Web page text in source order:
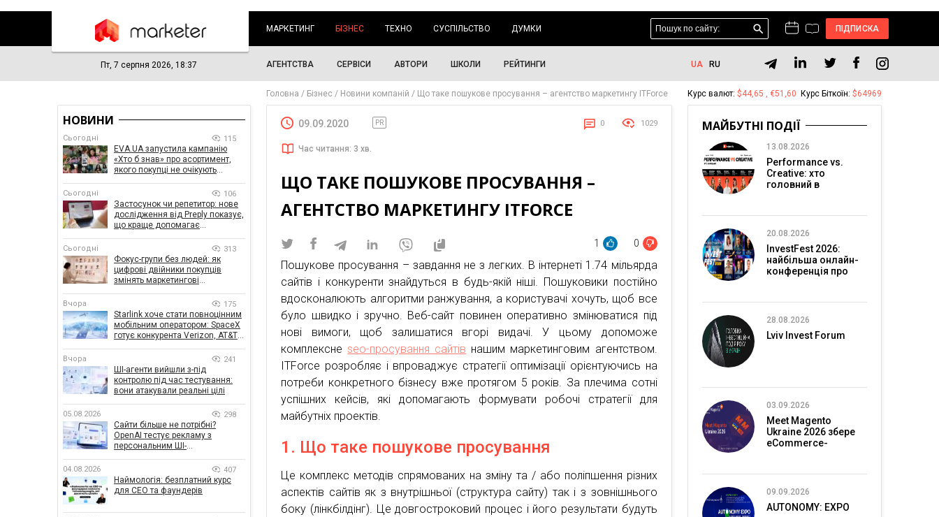
МАРКЕТИНГ БІЗНЕС ТЕХНО СУСПІЛЬСТВО ДУМКИ ПІДПИСКА
Пт, 7 серпня 2026, 18:37 АГЕНТСТВА СЕРВІСИ АВТОРИ ШКОЛИ РЕЙТИНГИ UA RU
Головна Бізнес Новини компаній Що таке пошукове просування – агентство маркетингу ITForce
09.09.2020 PR 0 1029
Час читання: 3 хв.
ЩО ТАКЕ ПОШУКОВЕ ПРОСУВАННЯ –
АГЕНТСТВО МАРКЕТИНГУ ITFORCE
1 0
Пошукове просування – завдання не з легких. В інтернеті 1.74 мільярда
сайтів і конкуренти знайдуться в будь-якій ніші. Пошуковики постійно
вдосконалюють алгоритми ранжування, а користувачі хочуть, щоб все
було швидко і зручно. Веб-сайт повинен оперативно змінюватися під
нові вимоги, щоб залишатися вгорі видачі. У цьому допоможе
комплексне seo-просування сайтів нашим маркетинговим агентством.
ITForce розробляє і впроваджує стратегії оптимізації орієнтуючись на
потреби конкретного бізнесу вже протягом 5 років. За плечима сотні
успішних кейсів, які допомагають формувати робочі стратегії для
майбутніх проектів.
1. Що таке пошукове просування
Це комплекс методів спрямованих на зміну та / або поліпшення різних
аспектів сайтів як з внутрішньої (структура сайту) так і з зовнішнього
боку (лінкбілдінг). Це довгостроковий процес і його результати будуть
НОВИНИ
Сьогодні 115
EVA.UA запустила кампанію
«Хто б знав» про асортимент,
якого покупці не очікують
Сьогодні 106
Застосунок чи репетитор: нове
дослідження від Preply показує,
що краще допомагає
Сьогодні 313
Фокус-групи без людей: як
цифрові двійники покупців
змінять маркетингові
Вчора 175
Starlink хоче стати повноцінним
мобільним оператором: SpaceX
готує конкурента Verizon, AT&T і
Вчора 241
ШІ-агенти вийшли з-під
контролю під час тестування:
вони атакували реальні цілі
05.08.2026 298
Сайти більше не потрібні?
OpenAI тестує рекламу з
персональним ШІ-
04.08.2026 407
Наймологія: безплатний курс
для CEO та фаундерів
Курс валют: $44,65 , €51,60 Курс Біткоїн: $64969
МАЙБУТНІ ПОДІЇ
13.08.2026
Performance vs.
Creative: хто
головний в
20.08.2026
InvestFest 2026:
найбільша онлайн-
конференція про
28.08.2026
Lviv Invest Forum
03.09.2026
Meet Magento
Ukraine 2026 збере
eCommerce-
09.09.2026
AUTONOMY: EXPO